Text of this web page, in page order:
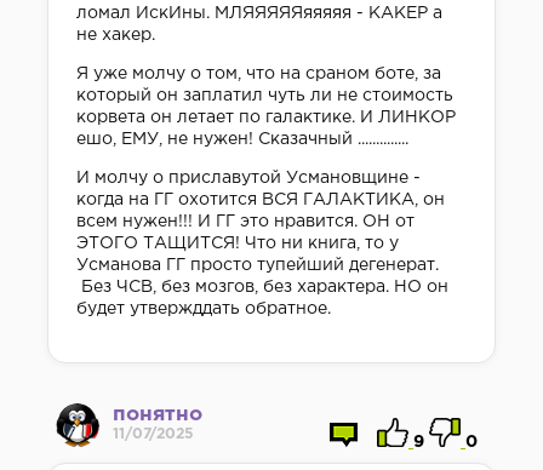
ломал ИскИны. МЛЯЯЯЯЯяяяяя - КАКЕР а
не хакер.
Я уже молчу о том, что на сраном боте, за
который он заплатил чуть ли не стоимость
корвета он летает по галактике. И ЛИНКОР
ешо, ЕМУ, не нужен! Сказачный ..............
И молчу о приславутой Усмановщине -
когда на ГГ охотится ВСЯ ГАЛАКТИКА, он
всем нужен!!! И ГГ это нравится. ОН от
ЭТОГО ТАЩИТСЯ! Что ни книга, то у
Усманова ГГ просто тупейший дегенерат.
Без ЧСВ, без мозгов, без характера. НО он
будет утвержддать обратное.
понятно
11/07/2025
9 0